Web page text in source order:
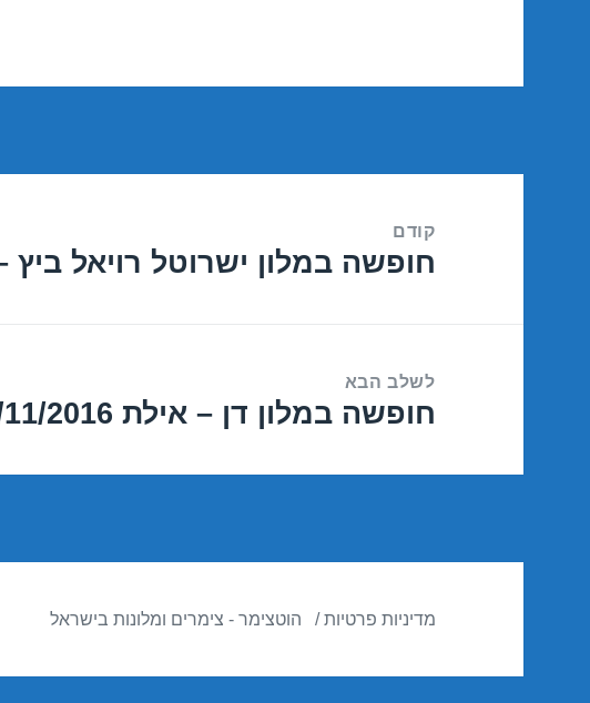
קודם
הפוסט
חופשה במלון ישרוטל רויאל ביץ – אילת
לשלב הבא
הפוסט
חופשה במלון דן – אילת 22/11/2016
מדיניות פרטיות הוטצימר - צימרים ומלונות בישראל